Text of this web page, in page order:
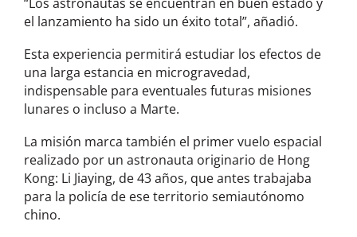
el lanzamiento ha sido un éxito total”, añadió.
Esta experiencia permitirá estudiar los efectos de
una larga estancia en microgravedad,
indispensable para eventuales futuras misiones
lunares o incluso a Marte.
La misión marca también el primer vuelo espacial
realizado por un astronauta originario de Hong
Kong: Li Jiaying, de 43 años, que antes trabajaba
para la policía de ese territorio semiautónomo
chino.